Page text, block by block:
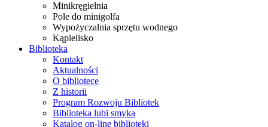
Minikręgielnia
Pole do minigolfa
Wypożyczalnia sprzętu wodnego
Kąpielisko
Biblioteka
Kontakt
Aktualności
O bibliotece
Z historii
Program Rozwoju Bibliotek
Biblioteka lubi smyka
Katalog on-line biblioteki